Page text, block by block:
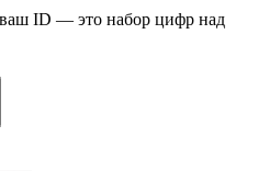
ID — это набор цифр над